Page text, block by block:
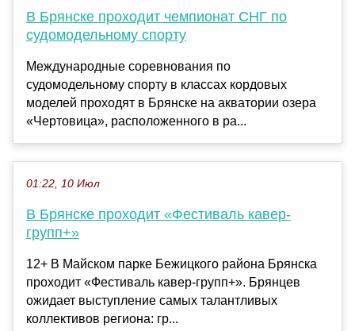
В Брянске проходит чемпионат СНГ по
судомодельному спорту
Международные соревнования по
судомодельному спорту в классах кордовых
моделей проходят в Брянске на акватории озера
«Чертовица», расположенного в ра...
01:22, 10 Июл
В Брянске проходит «Фестиваль кавер-
групп+»
12+ В Майском парке Бежицкого района Брянска
проходит «Фестиваль кавер-групп+». Брянцев
ожидает выступление самых талантливых
коллективов региона: гр...